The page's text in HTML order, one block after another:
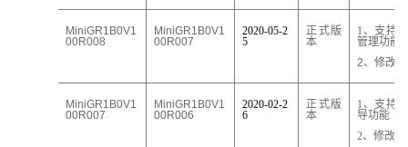
MiniGR1 B0V1
00R008
MiniGR1 B0V1
00R007
2020-05-2
5
正式版
本
1、 支持
管理功能
2、修改
MiniGR1 B0V1
00R007
MiniGR1 B0V1
00R006
2020-02-2
6
正式版
本
1、 支持
导功能
2、修改